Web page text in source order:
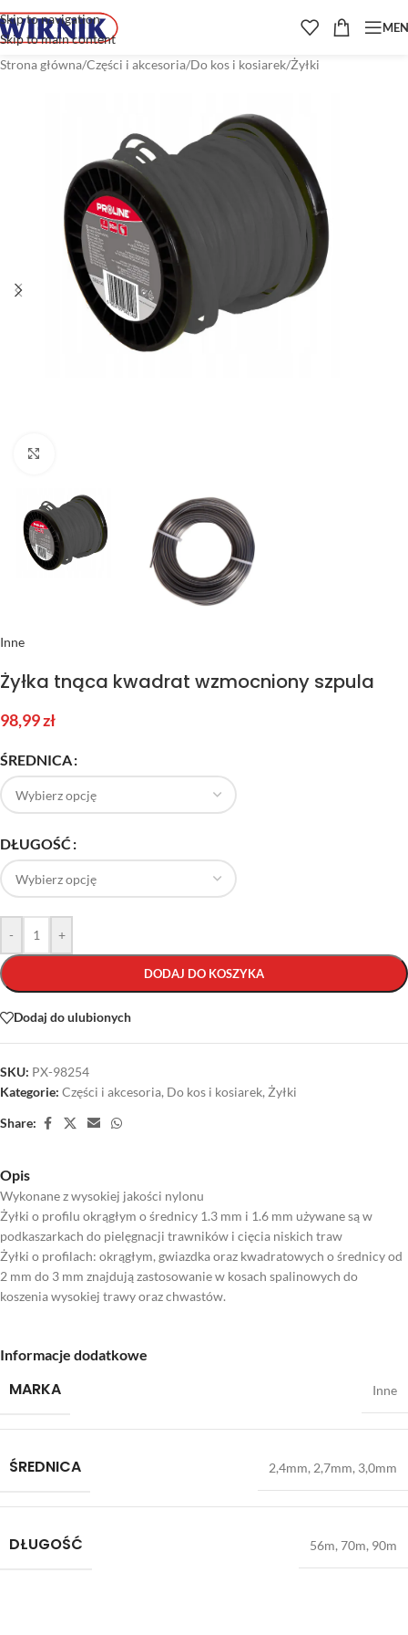
Skip to navigation
Skip to main content
Strona główna/Części i akcesoria/Do kos i kosiarek/Żyłki
Inne
Żyłka tnąca kwadrat wzmocniony szpula
98,99zł
ŚREDNICA
DŁUGOŚĆ
- +
DODAJ DO KOSZYKA
Dodaj do ulubionych
SKU: PX-98254
Kategorie: Części i akcesoria, Do kos i kosiarek, Żyłki
Share:
Opis
Wykonane z wysokiej jakości nylonu
Żyłki o profilu okrągłym o średnicy 1.3 mm i 1.6 mm używane są w
podkaszarkach do pielęgnacji trawników i cięcia niskich traw
Żyłki o profilach: okrągłym, gwiazdka oraz kwadratowych o średnicy od
2 mm do 3 mm znajdują zastosowanie w kosach spalinowych do
koszenia wysokiej trawy oraz chwastów.
Informacje dodatkowe
MARKA Inne
ŚREDNICA 2,4mm, 2,7mm, 3,0mm
DŁUGOŚĆ 56m, 70m, 90m